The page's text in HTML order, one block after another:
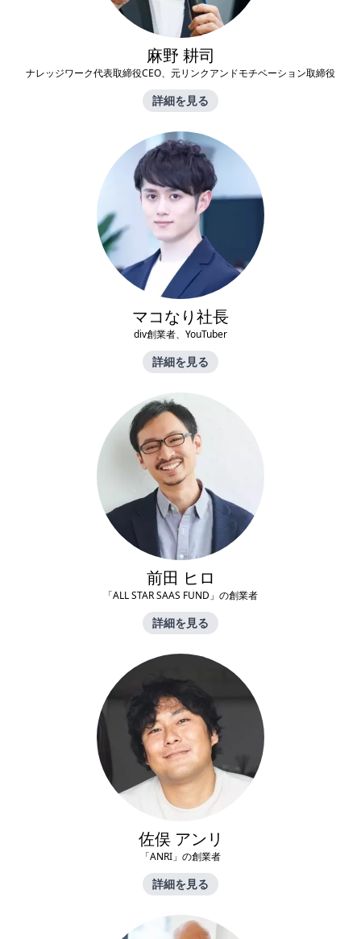
麻野 耕司
ナレッジワーク代表取締役CEO、元リンクアンドモチベーション取締役
詳細を見る
マコなり社長
div創業者、YouTuber
詳細を見る
前田 ヒロ
「ALL STAR SAAS FUND」の創業者
詳細を見る
佐俣 アンリ
「ANRI」の創業者
詳細を見る